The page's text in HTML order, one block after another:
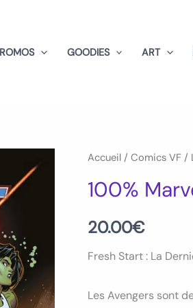
GOODIES ART
Accueil / Comics VF /
100%
20.00€
Fresh Start : La
Les Avengers sont